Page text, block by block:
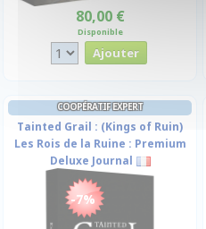
80,00 €
Disponible
COOPÉRATIF EXPERT
Tainted Grail : (Kings of Ruin)
Les Rois de la Ruine : Premium
Deluxe Journal
-7%